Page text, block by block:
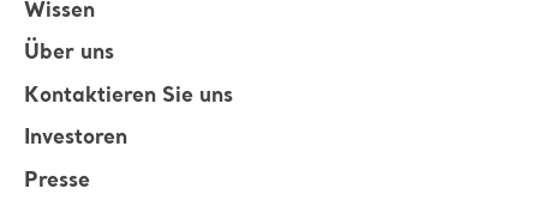
Wissen
Über uns
Kontaktieren Sie uns
Investoren
Presse